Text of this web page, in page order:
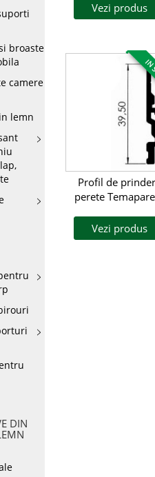
broaste
camere
lemn
DIN
Vezi produs
IN
Profil de
perete
Vezi produs